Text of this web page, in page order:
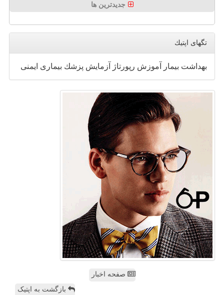
جدیدترین ها
تگهای اپتیك
بهداشت بیمار آموزش رپورتاژ آزمایش پزشك بیماری ایمنی
صفحه اخبار
بازگشت به اپتیک